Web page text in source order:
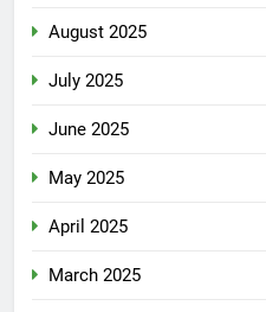
August 2025
July 2025
June 2025
May 2025
April 2025
March 2025